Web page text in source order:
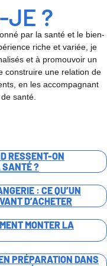
JE ?
par la santé et le bien-
riche et variée, je
et à promouvoir un
construire une relation de
en les accompagnant
santé.
RESSENT-ON
SANTÉ ?
: CE QU’UN
D’ACHETER
MONTER LA
PRÉPARATION DANS